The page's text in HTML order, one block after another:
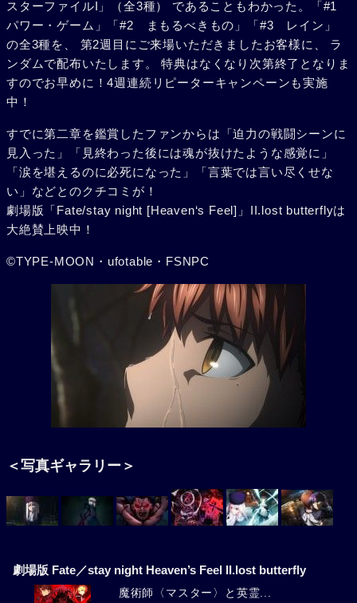
スターファイルI」（全3種） であることもわかった。「#1
パワー・ゲーム」「#2 まもるべきもの」「#3 レイン」
の全3種を、 第2週目にご来場いただきましたお客様に、 ラ
ンダムで配布いたします。 特典はなくなり次第終了となりま
すのでお早めに！4週連続リピーターキャンペーンも実施
中！
すでに第二章を鑑賞したファンからは「迫力の戦闘シーンに
見入った」「見終わった後には魂が抜けたような感覚に」
「涙を堪えるのに必死になった」「言葉では言い尽くせな
い」などとのクチコミが！
劇場版「Fate/stay night [Heaven‘s Feel]」II.lost butterflyは
大絶賛上映中！
©TYPE-MOON・ufotable・FSNPC
＜写真ギャラリー＞
劇場版 Fate／stay night Heaven’s Feel II.lost butterfly
魔術師〈マスター〉と英霊...